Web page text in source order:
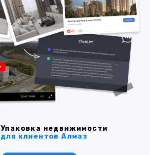
Упаковка недвижимости
для клиентов Алмаз